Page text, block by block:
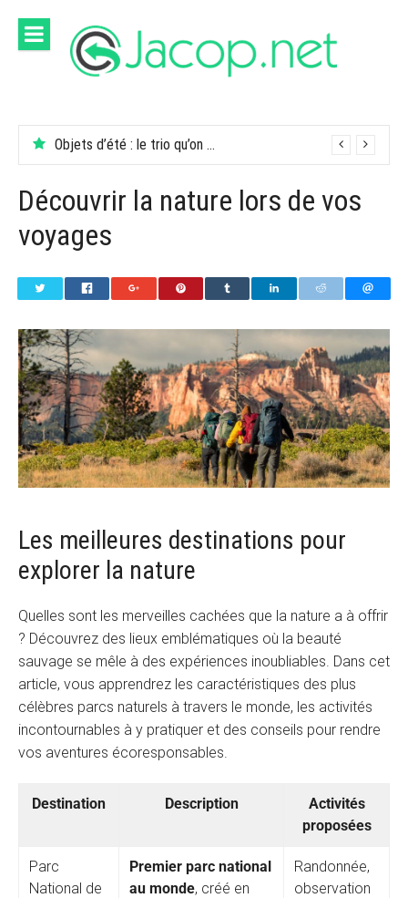
contenu
Objets d’été : le trio qu’on garde dans son sac
Découvrir la nature lors de vos
voyages
Les meilleures destinations pour
explorer la nature
Quelles sont les merveilles cachées que la nature a à offrir
? Découvrez des lieux emblématiques où la beauté
sauvage se mêle à des expériences inoubliables. Dans cet
article, vous apprendrez les caractéristiques des plus
célèbres parcs naturels à travers le monde, les activités
incontournables à y pratiquer et des conseils pour rendre
vos aventures écoresponsables.
Destination Description
Activités
proposées
Parc
National de
Premier parc national
au monde, créé en
Randonnée,
observation